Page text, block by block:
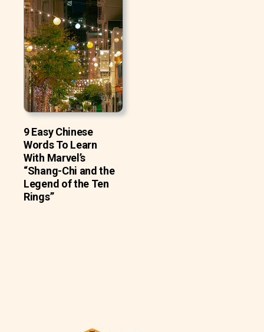
9 Easy Chinese
Words To Learn
With Marvel’s
“Shang-Chi and the
Legend of the Ten
Rings”